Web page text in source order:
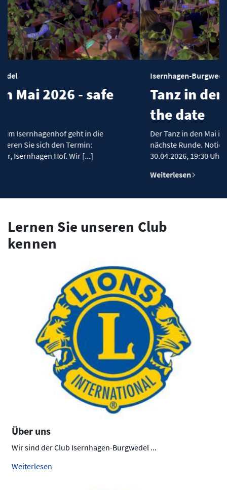
Tanz in den Mai 2026 -
Der Tanz in den Mai im Isernhagenhof geht in die
nächste Runde. Notieren Sie sich den Termin:
30.04.2026, 19:30 Uhr, Isernhagen Hof. Wir [...]
Lernen Sie unseren Club
kennen
Über uns
Wir sind der Club Isernhagen-Burgwedel ...
Weiterlesen